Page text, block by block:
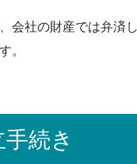
会社の財産では弁済
。
続き